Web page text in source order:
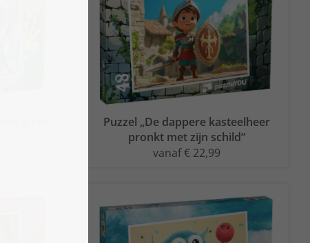
Puzzel „De dappere kasteelheer
pronkt met zijn schild“
vanaf € 22,99